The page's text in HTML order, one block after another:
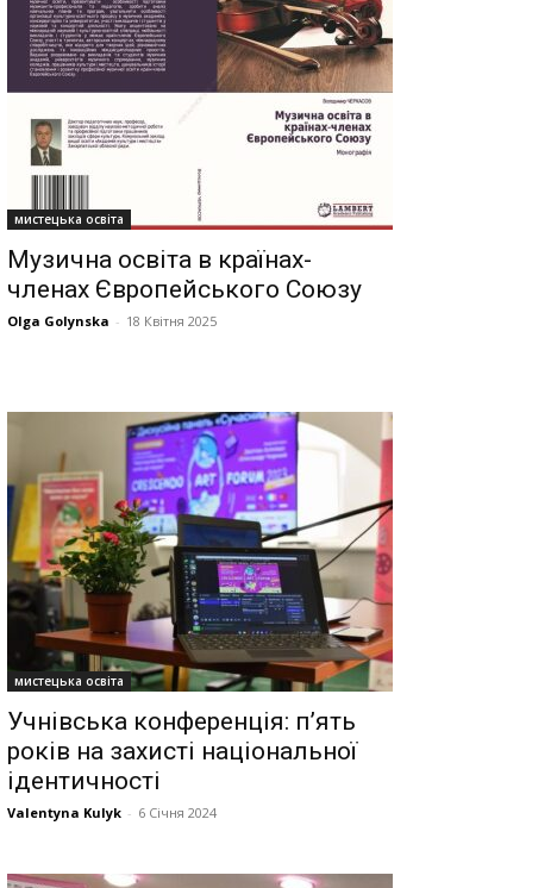
мистецька освіта
Музична освіта в країнах-
членах Європейського Союзу
Olga Golynska - 18 Квітня 2025
мистецька освіта
Учнівська конференція: п’ять
років на захисті національної
ідентичності
Valentyna Kulyk - 6 Січня 2024